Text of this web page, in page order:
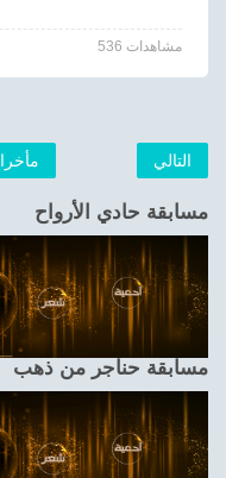
536 مشاهدات
التالي مأخرا
مسابقة حادي الأرواح
مسابقة حناجر من ذهب